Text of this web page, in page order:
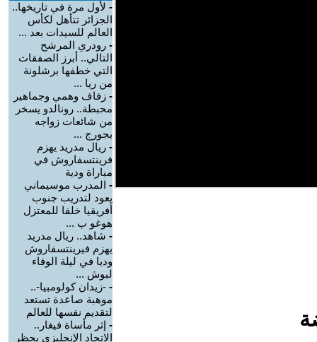
- لأول مرة في تاريخها..
الجزائر تتأهل لكأس
العالم للسيدات بعد ...
- رودري المرشح
التالي.. أبرز الصفقات
التي خطفها برشلونة
من ريا ...
- زفاف وهمي وجماهير
محبطة.. رونالدو يسخر
من شائعات زواجه
بجورج ...
- ريال مدريد يهزم
فرينتسفاروش في
مباراة ودية
- المدرب موسيماني
يعود لتدريب جنوب
أفريقيا خلفا للمعتزل
هوغو ب ...
- شاهد.. ريال مدريد
يهزم فيرينتسفاروش
وديا في ليلة الوفاء
لبوش ...
- -زيدان كولومبيا-..
موهبة صاعدة تستعد
لتقديم نفسها للعالم
- إثر مأساة فيغار..
الاتحاد الإنجليزي يحظر